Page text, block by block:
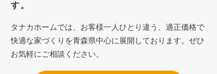
す。
タナカホームでは、お客様一人ひとり違う、適正価格で
快適な家づくり を青森県中心に展開しております。ぜひ
お気軽にご相談ください。